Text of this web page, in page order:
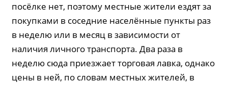
посёлке нет, поэтому местные жители ездят за
покупками в соседние населённые пункты раз
в неделю или в месяц в зависимости от
наличия личного транспорта. Два раза в
неделю сюда приезжает торговая лавка, однако
цены в ней, по словам местных жителей, в